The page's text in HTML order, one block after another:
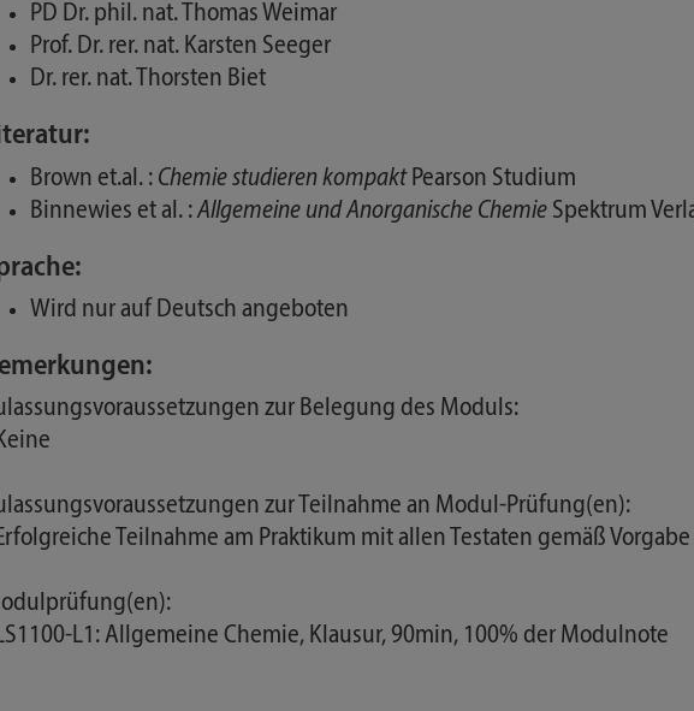
PD Dr. phil. nat. Thomas Weimar
Prof. Dr. rer. nat. Karsten Seeger
Dr. rer. nat. Thorsten Biet
Brown et.al. : Chemie studieren kompaktPearson Studium
Binnewies et al. :Allgemeine und Anorganische Chemie Spektrum
Wird nur auf Deutsch angeboten
zur Belegung des Moduls:
zur Teilnahme an Modul-Prüfung(en):
Teilnahme am Praktikum mit allen Testaten gemäß
L1: Allgemeine Chemie, Klausur, 90min, 100% der Modulnote